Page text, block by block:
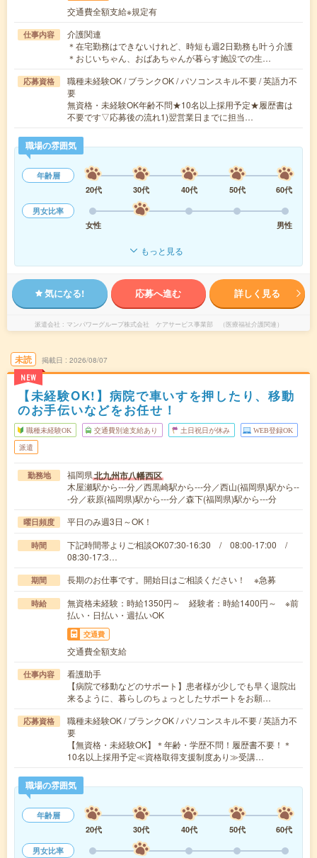
交通費全額支給※規定有
仕事内容
介護関連
＊在宅勤務はできないけれど、時短も週2日勤務も叶う介護
＊おじいちゃん、おばあちゃんが暮らす施設での生…
応募資格
職種未経験OK / ブランクOK / パソコンスキル不要 / 英語力不
要
無資格・未経験OK年齢不問★10名以上採用予定★履歴書は
不要です▽応募後の流れ1)翌営業日までに担当…
職場の雰囲気
年齢層
20代
30代 40代 50代
60代
男女比率
女性
男性
もっと見る
気になる! 応募へ進む 詳しく見る
派遣会社 マンパワーグループ株式会社 ケアサービス事業部 （医療福祉介護関連）
未読
NEW
掲載日 2026/08/07
【未経験OK!】病院で車いすを押したり、移動
のお手伝いなどをお任せ！
職種未経験OK 交通費別途支給あり 土日祝日が休み WEB登録OK
派遣
勤務地 福岡県北九州市八幡西区
木屋瀬駅から---分／西黒崎駅から---分／西山(福岡県)駅から--
-分／萩原(福岡県)駅から---分／森下(福岡県)駅から---分
曜日頻度 平日のみ週3日～OK！
時間
下記時間帯よりご相談OK07:30-16:30 / 08:00-17:00 /
08:30-17:3…
期間 長期のお仕事です。開始日はご相談ください！ ※急募
時給
無資格未経験：時給1350円～ 経験者：時給1400円～ ※前
払い・日払い・週払いOK
交通費
交通費全額支給
仕事内容
看護助手
【病院で移動などのサポート】患者様が少しでも早く退院出
来るように、暮らしのちょっとしたサポートをお願…
応募資格
職種未経験OK / ブランクOK / パソコンスキル不要 / 英語力不
要
【無資格・未経験OK】＊年齢・学歴不問！履歴書不要！＊
10名以上採用予定≪資格取得支援制度あり≫受講…
職場の雰囲気
年齢層
20代
30代 40代 50代
60代
男女比率